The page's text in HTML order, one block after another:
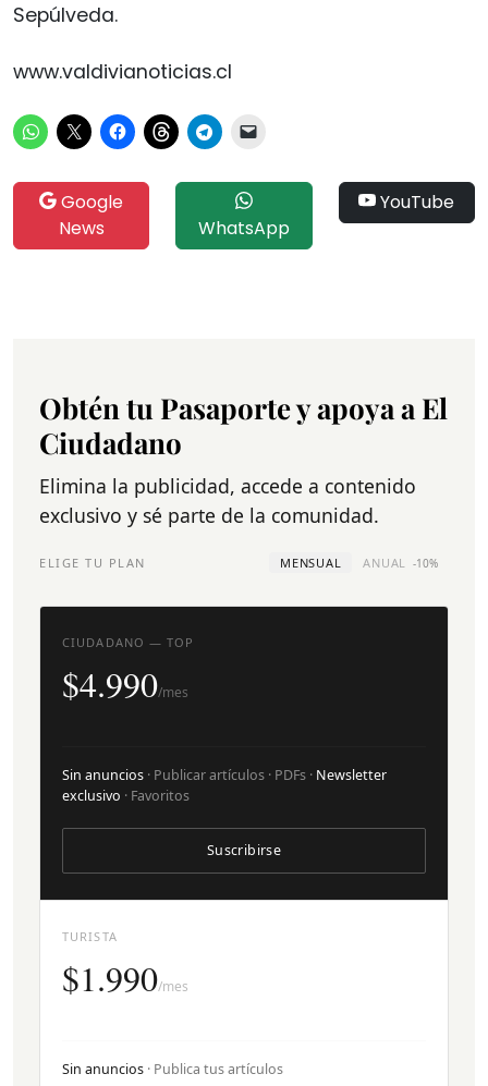
Sepúlveda.
www.valdivianoticias.cl
Google
News
WhatsApp
YouTube
Obtén tu Pasaporte y apoya a El
Ciudadano
Elimina la publicidad, accede a contenido
exclusivo y sé parte de la comunidad.
ELIGE TU PLAN MENSUAL ANUAL -10%
TURISTA
$1.990/mes
Sin anuncios · Publica tus artículos
CIUDADANO — TOP
$4.990/mes
Sin anuncios · Publicar artículos · PDFs · Newsletter
exclusivo · Favoritos
Suscribirse